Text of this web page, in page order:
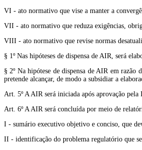
VI - ato normativo que vise a manter a
VII - ato normativo que reduza exigências,
VIII - ato normativo que revise normas
§ 1º Nas hipóteses de dispensa de AIR, será
§ 2º Na hipótese de dispensa de AIR em
pretende alcançar, de modo a subsidiar a
Art. 5º A AIR será iniciada após aprovação
Art. 6º A AIR será concluída por meio de
I - sumário executivo objetivo e conciso, que
II - identificação do problema regulatório que se